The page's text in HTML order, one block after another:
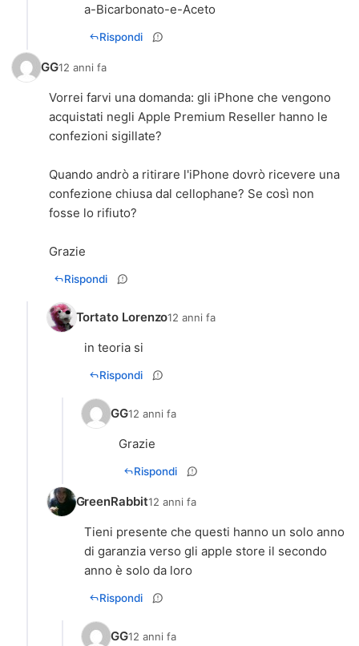
a-Bicarbonato-e-Aceto
Rispondi
GG12 anni fa
Vorrei farvi una domanda: gli iPhone che vengono
acquistati negli Apple Premium Reseller hanno le
confezioni sigillate?
Quando andrò a ritirare l'iPhone dovrò ricevere una
confezione chiusa dal cellophane? Se così non
fosse lo rifiuto?
Grazie
Rispondi
Tortato Lorenzo12 anni fa
in teoria si
Rispondi
GG12 anni fa
Grazie
Rispondi
GreenRabbit12 anni fa
Tieni presente che questi hanno un solo anno
di garanzia verso gli apple store il secondo
anno è solo da loro
Rispondi
GG12 anni fa